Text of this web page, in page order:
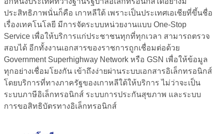
ประสิทธิภาพนั่นก็คือ เกาหลีใต้ เพราะเป็นประเทศเอเชียที่ขึ้นชื่อ
เรื่องเทคโนโลยี มีการจัดระบบหน่วยงานแบบ One-Stop
Service เพื่อให้บริการแก่ประชาชนทุกที่ทุกเวลา สามารถตรวจ
สอบได้ อีกทั้งงานเอกสารของราชการถูกเชื่อมต่อด้วย
Government Superhighway Network หรือ GSN เพื่อให้ข้อมูล
ทุกอย่างเชื่อมโยงกัน เข้าถึงง่ายผ่านระบบเอกสารอิเล็กทรอนิกส์
โดยบริการที่ทางภาครัฐของเกาหลีใต้ให้บริการ ไม่ว่าจะเป็น
ระบบภาษีอิเล็กทรอนิกส์ ระบบการประกันสุขภาพ และระบบ
การขอสิทธิบัตรทางอิเล็กทรอนิกส์